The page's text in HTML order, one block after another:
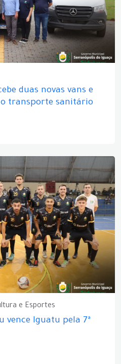
duas novas vans e
transporte sanitário
e Esportes
vence Iguatu pela 7ª